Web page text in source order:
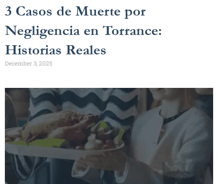
3 Casos de Muerte por
Negligencia en Torrance:
Historias Reales
December 3, 2025